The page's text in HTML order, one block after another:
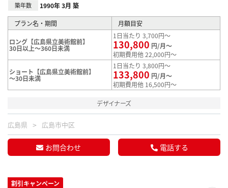
築年数 1990年 3月 築
プラン名・期間 月額目安
ロング【広島県立美術館前】
30日以上～360日未満
1日当たり 3,700円～
130,800 円/月～
初期費用他 22,000円～
ショート【広島県立美術館前】
～30日未満
1日当たり 3,800円～
133,800 円/月～
初期費用他 16,500円～
デザイナーズ
広島県 広島市中区
お問合わせ 電話する
割引キャンペーン